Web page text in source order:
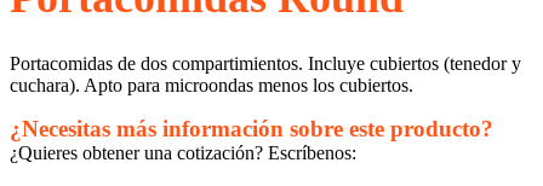
Portacomidas de dos compartimientos. Incluye cubiertos (tenedor y
cuchara). Apto para microondas menos los cubiertos.
¿Necesitas más información sobre este producto?
¿Quieres obtener una cotización? Escríbenos: